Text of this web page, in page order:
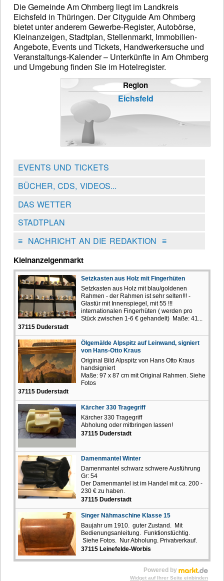
Die Gemeinde Am Ohmberg liegt im Landkreis
Eichsfeld in Thüringen. Der Cityguide Am Ohmberg
bietet unter anderem Gewerbe-Register, Autobörse,
Kleinanzeigen, Stadtplan, Stellenmarkt, Immobilien-
Angebote, Events und Tickets, Handwerkersuche und
Veranstaltungs-Kalender – Unterkünfte in Am Ohmberg
und Umgebung finden Sie im Hotelregister.
Region
Eichsfeld
EVENTS UND TICKETS
BÜCHER, CDS, VIDEOS...
DAS WETTER
STADTPLAN
≡NACHRICHT AN DIE REDAKTION ≡
Kleinanzeigenmarkt
Setzkasten aus Holz mit Fingerhüten
Setzkasten aus Holz mit blau/goldenen
Rahmen - der Rahmen ist sehr selten!!! -
Glastür mit Innenspiegel, mit 55 !!!
internationalen Fingerhüten ( werden pro
Stück zwischen 1-6 € gehandelt) Maße: 41...
37115 Duderstadt
Ölgemälde Alpspitz auf Leinwand, signiert
von Hans-Otto Kraus
Original Bild Alpspitz von Hans Otto Kraus
handsigniert
Maße: 97 x 87 cm mit Original Rahmen. Siehe
Fotos
37115 Duderstadt
Kärcher 330 Tragegriff
Kärcher 330 Tragegriff
Abholung oder mitbringen lassen!
37115 Duderstadt
Damenmantel Winter
Damenmantel schwarz schwere Ausführung
Gr: 54
Der Damenmantel ist im Handel mit ca. 200 -
230 € zu haben.
37115 Duderstadt
Singer Nähmaschine Klasse 15
Baujahr um 1910. guter Zustand. Mit
Bedienungsanleitung. Funktionstüchtig.
Siehe Fotos. Nur Abholung. Privatverkauf.
37115 Leinefelde-Worbis
Powered by
Widget auf Ihrer Seite einbinden